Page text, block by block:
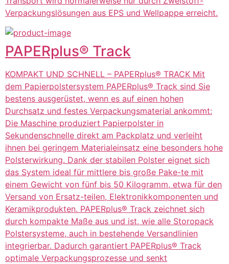
Verpackungslösungen aus EPS und Wellpappe erreicht.
PAPERplus® Track
KOMPAKT UND SCHNELL – PAPERplus® TRACK Mit
dem Papierpolstersystem PAPERplus® Track sind Sie
bestens ausgerüstet, wenn es auf einen hohen
Durchsatz und festes Verpackungsmaterial ankommt:
Die Maschine produziert Papierpolster in
Sekundenschnelle direkt am Packplatz und verleiht
ihnen bei geringem Materialeinsatz eine besonders hohe
Polsterwirkung. Dank der stabilen Polster eignet sich
das System ideal für mittlere bis große Pake-te mit
einem Gewicht von fünf bis 50 Kilogramm, etwa für den
Versand von Ersatz-teilen, Elektronikkomponenten und
Keramikprodukten. PAPERplus® Track zeichnet sich
durch kompakte Maße aus und ist, wie alle Storopack
Polstersysteme, auch in bestehende Versandlinien
integrierbar. Dadurch garantiert PAPERplus® Track
optimale Verpackungsprozesse und senkt